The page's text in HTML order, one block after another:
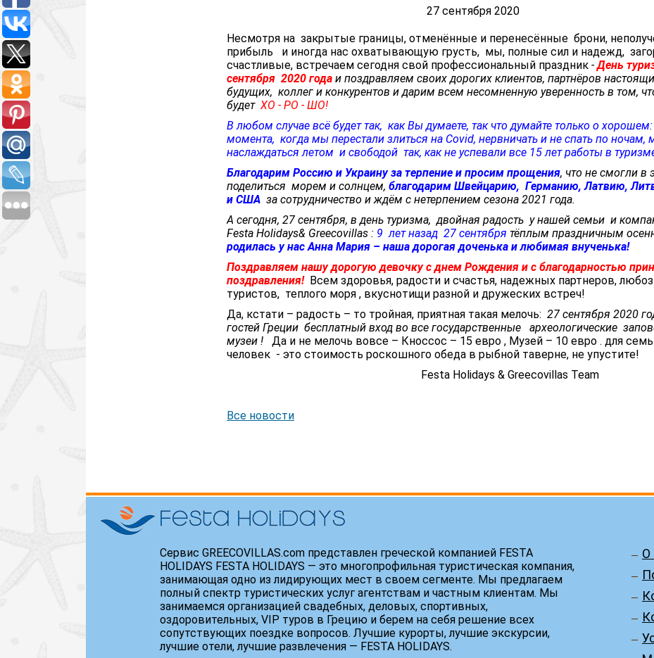
27 сентября 2020
Несмотря на закрытые границы, отменённые и перенесённые брони,
прибыль и иногда нас охватывающую грусть, мы, полные сил и надежд,
счастливые, встречаем сегодня свой профессиональный праздник -День
сентября 2020 года и поздравляем своих дорогих клиентов, партнёров
будущих, коллег и конкурентов и дарим всем несомненную уверенность в том,
будет ХО - РО - ШО!
В любом случае всё будет так, как Вы думаете, так что думайте только о
момента, когда мы перестали злиться на Covid, нервничать и не спать по ночам,
наслаждаться летом и свободой так, как не успевали все 15 лет работы в
Благодарим Россию и Украину за терпение и просим прощения, что не смогли в
поделиться морем и солнцем, благодарим Швейцарию, Германию, Латвию,
и США за сотрудничество и ждём с нетерпением сезона 2021 года.
А сегодня, 27 сентября, в день туризма, двойная радость у нашей семьи и
Festa Holidays& Greecovillas : 9 лет назад 27 сентября тёплым праздничным
родилась у нас Анна Мария – наша дорогая доченька и любимая внученька!
Поздравляем нашу дорогую девочку с днем Рождения и с благодарностью
поздравления! Всем здоровья, радости и счастья, надежных партнеров,
туристов, теплого моря , вкуснотищи разной и дружеских встреч!
Да, кстати – радость – то тройная, приятная такая мелочь: 27 сентября 2020
гостей Греции бесплатный вход во все государственные археологические
музеи !
Да и не мелочь вовсе – Кноссос – 15 евро , Музей – 10 евро . для
человек - это стоимость роскошного обеда в рыбной таверне, не упустите!
Festa Holidays & Greecovillas Team
Все новости
Сервис GREECOVILLAS.com представлен греческой компанией FESTA
HOLIDAYS FESTA HOLIDAYS — это многопрофильная туристическая компания,
занимающая одно из лидирующих мест в своем сегменте. Мы предлагаем
полный спектр туристических услуг агентствам и частным клиентам. Мы
занимаемся организацией свадебных, деловых, спортивных,
оздоровительных, VIP туров в Грецию и берем на себя решение всех
сопутствующих поездке вопросов. Лучшие курорты, лучшие экскурсии,
лучшие отели, лучшие развлечения — FESTA HOLIDAYS.
О